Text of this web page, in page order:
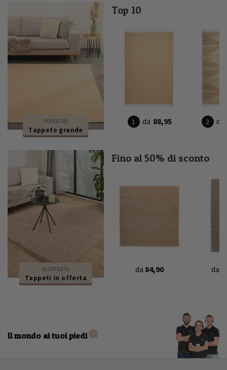
POPOLARI
Tappeto grande
Top 10
da 88,95 da
IN OFFERTA
Tappeti in offerta
Fino al 50% di sconto
da 84,90 da
Il mondo ai tuoi piedi